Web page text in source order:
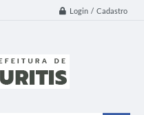
Login / Cadastro